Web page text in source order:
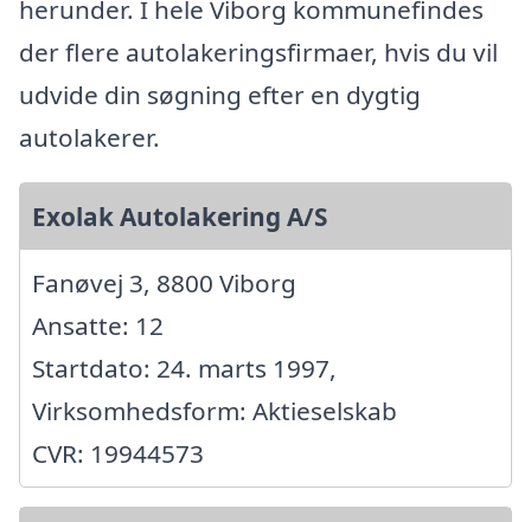
herunder. I hele Viborg kommunefindes
der flere autolakeringsfirmaer, hvis du vil
udvide din søgning efter en dygtig
autolakerer.
Exolak Autolakering A/S
Fanøvej 3, 8800 Viborg
Ansatte: 12
Startdato: 24. marts 1997,
Virksomhedsform: Aktieselskab
CVR: 19944573